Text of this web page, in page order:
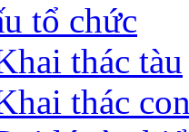
tổ chức
thác tàu
thác